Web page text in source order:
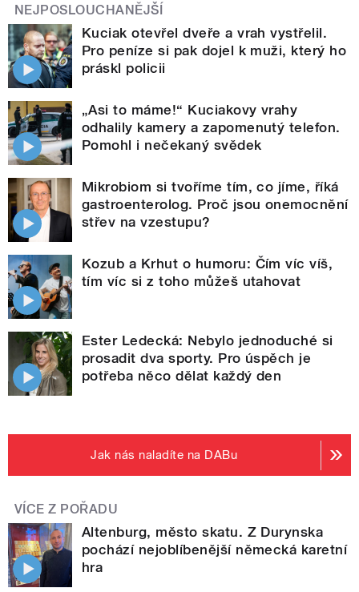
NEJPOSLOUCHANĚJŠÍ
Kuciak otevřel dveře a vrah vystřelil.
Pro peníze si pak dojel k muži, který ho
práskl policii
„Asi to máme!“ Kuciakovy vrahy
odhalily kamery a zapomenutý telefon.
Pomohl i nečekaný svědek
Mikrobiom si tvoříme tím, co jíme, říká
gastroenterolog. Proč jsou onemocnění
střev na vzestupu?
Kozub a Krhut o humoru: Čím víc víš,
tím víc si z toho můžeš utahovat
Ester Ledecká: Nebylo jednoduché si
prosadit dva sporty. Pro úspěch je
potřeba něco dělat každý den
Jak nás naladíte na DABu
VÍCE Z POŘADU
Altenburg, město skatu. Z Durynska
pochází nejoblíbenější německá karetní
hra